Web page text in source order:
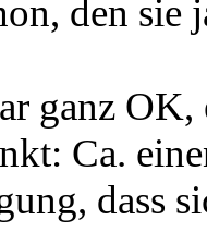
den sie
ganz
Ca.
dass